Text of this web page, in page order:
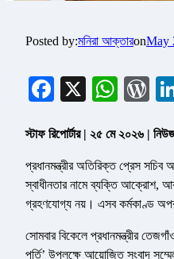
Posted by:মনিরা আক্তারonMay
Facebook
X
স্টাফ রিপোর্টার | ২৫ মে ২০২৬ |
প্রধানমন্ত্রীর অতিরিক্ত প্রেস
স্বাধীনতার নামে ব্যক্তি আক্রোশ,
গ্রহণযোগ্য নয়। এসব কর্মকাণ্ড
সোমবার বিকেলে প্রধানমন্ত্রীর
পূর্তি’ উপলক্ষে আয়োজিত সংবাদ